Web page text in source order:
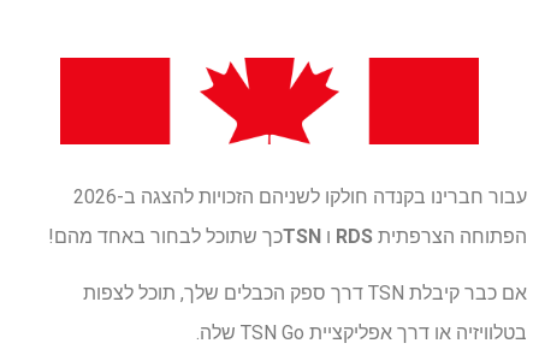
עבור חברינו בקנדה חולקו לשניהם הזכויות להצגה ב-2026
הפתוחה הצרפתית RDS ו TSNכך שתוכל לבחור באחד מהם!
אם כבר קיבלת TSN דרך ספק הכבלים שלך, תוכל לצפות
בטלוויזיה או דרך אפליקציית TSN Go שלה.